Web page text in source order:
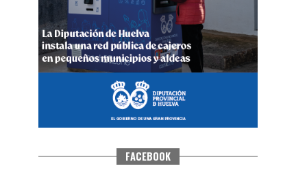
QUINTA CORRIDA DE LAS FIESTAS
COLOMBINAS 2026
hace 5 días· Huelvatv
FACEBOOK